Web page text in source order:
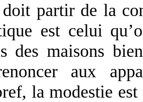
doit partir de la
est celui
des maisons
aux
la modestie